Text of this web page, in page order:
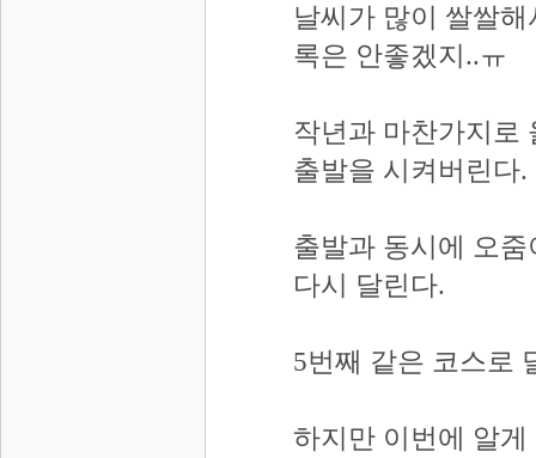
날씨가 많이 쌀쌀
록은 안좋겠지..ㅠ
작년과 마찬가지로
출발을 시켜버린다.
출발과 동시에 오
다시 달린다.
5번째 같은 코스로
하지만 이번에 알